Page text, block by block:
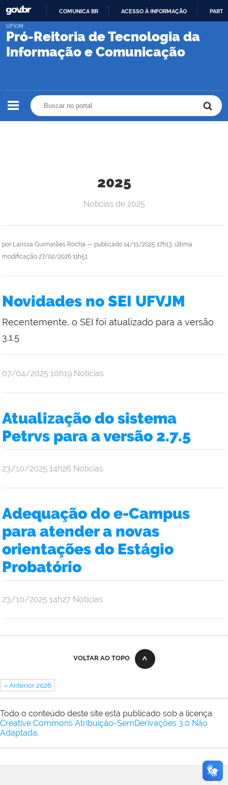
PARA
CONTEÚDO
COMUNICA BR ACESSO À INFORMAÇÃO
Pró-Reitoria de Tecnologia da
Informação e Comunicação
UFVJM
2025
por Larissa Guimarães Rocha — publicado 14/11/2025 17h13, última
modificação 27/02/2026 11h51
Notícias de 2025
Novidades no SEI UFVJM
Recentemente, o SEI foi atualizado para a versão
3.1.5
por
publicado
07/04/2025 10h19 Notícias
Atualização do sistema
Petrvs para a versão 2.7.5
por
publicado
23/10/2025 14h26 Notícias
Adequação do e-Campus
para atender a novas
orientações do Estágio
Probatório
por
Rocha
publicado
23/10/2025 14h27 Notícias
VOLTAR AO TOPO
« Anterior 2026
Todo o conteúdo deste site está publicado sob a licença
Creative Commons Atribuição-SemDerivações 3.0 Não
Adaptada.